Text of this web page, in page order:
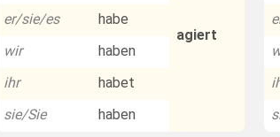
agiert
er/sie/es
habe
wir
haben
ihr
habet
sie/Sie
haben